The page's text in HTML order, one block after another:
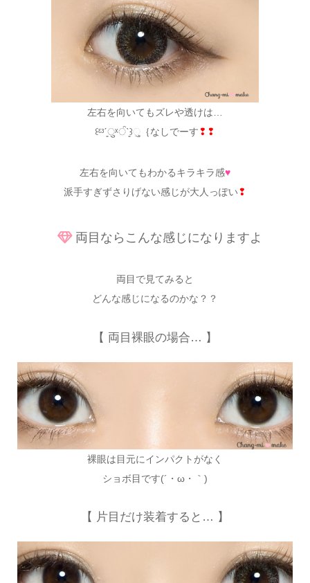
左右を向いてもズレや透けは…
꒰ᵋᵌˊ͈ुˣੰˋ͈꒱ુ｛なしでーす❢❢
左右を向いてもわかるキラキラ感♥
派手すぎずさりげない感じが大人っぽい❢
両目ならこんな感じになりますよ
両目で見てみると
どんな感じになるのかな？？
【 両目裸眼の場合… 】
裸眼は目元にインパクトがなく
ショボ目です(´・ω・｀)
【 片目だけ装着すると… 】